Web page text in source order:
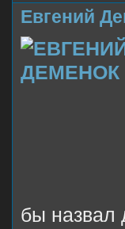
Евгений
бы назвал